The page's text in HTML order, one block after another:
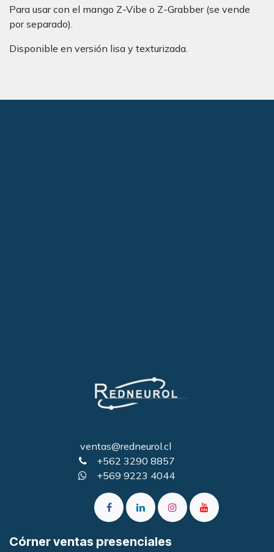
Para usar con el mango Z-Vibe o Z-Grabber (se vende
por separado).
Disponible en versión lisa y texturizada.
ventas@redneurol.cl
+562 3290 8857
+569 9223 4044
Córner ventas presenciales